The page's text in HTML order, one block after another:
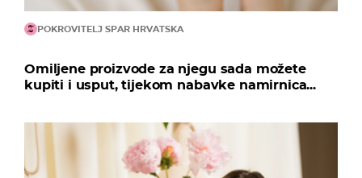
POKROVITELJ SPAR HRVATSKA
Omiljene proizvode za njegu sada možete
kupiti i usput, tijekom nabavke namirnica...